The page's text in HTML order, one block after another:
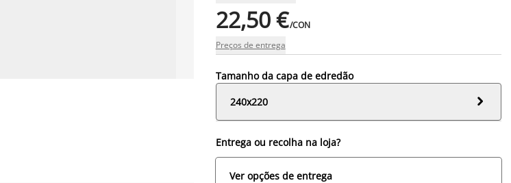
22,50 €/CON
Preços de entrega
Tamanho da capa de edredão
240x220

Entrega ou recolha na loja?
Ver opções de entrega